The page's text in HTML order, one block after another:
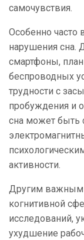
самочувствия.
Особенно часто
нарушения сна.
смартфоны,
беспроводных
трудности с
пробуждения и
сна может быть
активности.
Другим важным
когнитивной
исследований,
ухудшение